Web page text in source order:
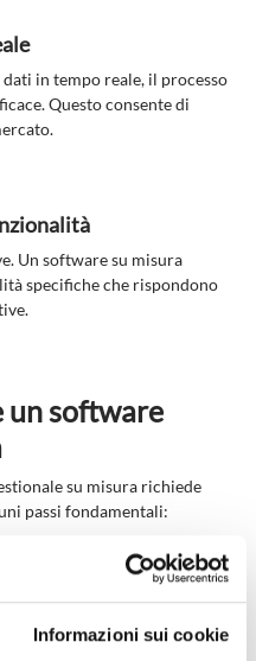
Informazioni sui cookie
in tempo reale, il processo
Questo consente di
Un software su misura
specifiche che rispondono
un software
su misura richiede
passi fondamentali:
chiaramente le tue
quali processi necessitano di
un team di sviluppo per